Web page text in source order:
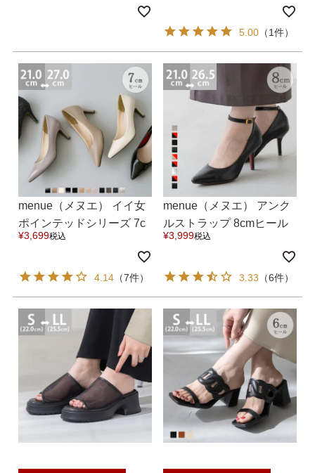
5.00 （1件）
menue（メヌエ） イイ女
ポインテッドシリーズ 7c
mヒール パンプス ピンヒ
ールver. 送料無料 9月10日
頃発送予定
¥3,699税込
4.14（7件）
menue（メヌエ） アンク
ルストラップ 8cmヒール
ポインテッドトゥパンプ
ス 送料無料 9月末日頃発
送予定
¥3,999税込
3.33 （6件）